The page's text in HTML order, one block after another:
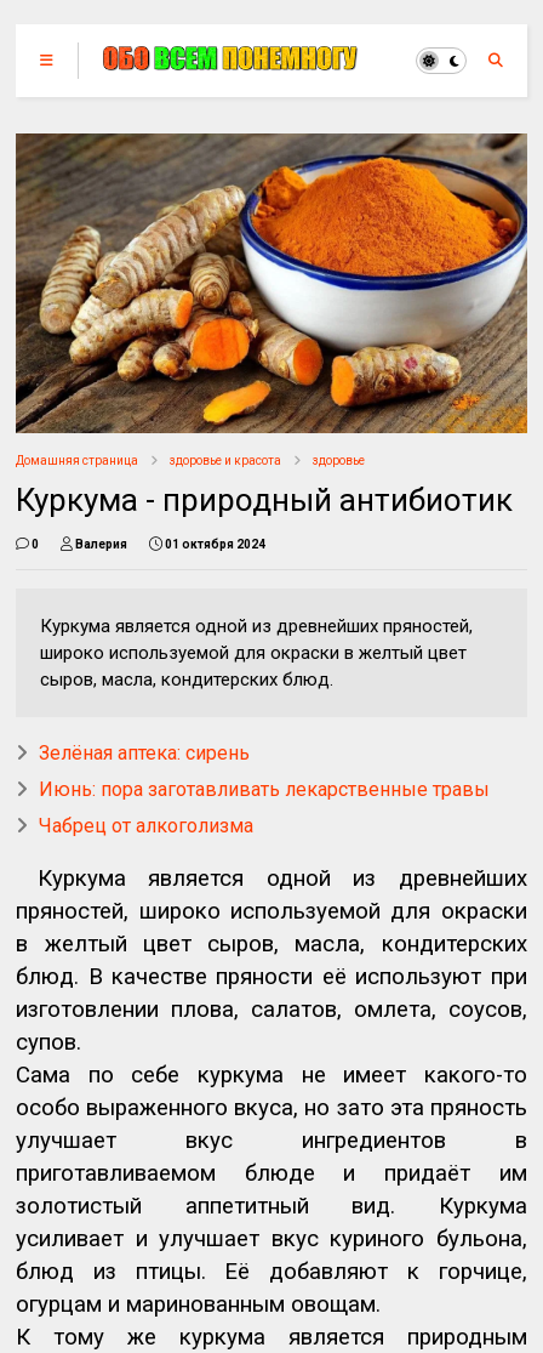
Домашняя страница здоровье и красота здоровье
Куркума - природный антибиотик
0 Валерия 01 октября 2024
Куркума является одной из древнейших пряностей,
широко используемой для окраски в желтый цвет
сыров, масла, кондитерских блюд.
Зелёная аптека: сирень
Июнь: пора заготавливать лекарственные травы
Чабрец от алкоголизма
Куркума является одной из древнейших
пряностей, широко используемой для окраски
в желтый цвет сыров, масла, кондитерских
блюд. В качестве пряности её используют при
изготовлении плова, салатов, омлета, соусов,
супов.
Сама по себе куркума не имеет какого-то
особо выраженного вкуса, но зато эта пряность
улучшает вкус ингредиентов в
приготавливаемом блюде и придаёт им
золотистый аппетитный вид. Куркума
усиливает и улучшает вкус куриного бульона,
блюд из птицы. Её добавляют к горчице,
огурцам и маринованным овощам.
К тому же куркума является природным